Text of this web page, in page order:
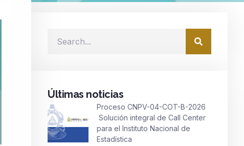
Últimas noticias
Proceso CNPV-04-COT-B-2026
Solución integral de Call Center
para el Instituto Nacional de
Estadística